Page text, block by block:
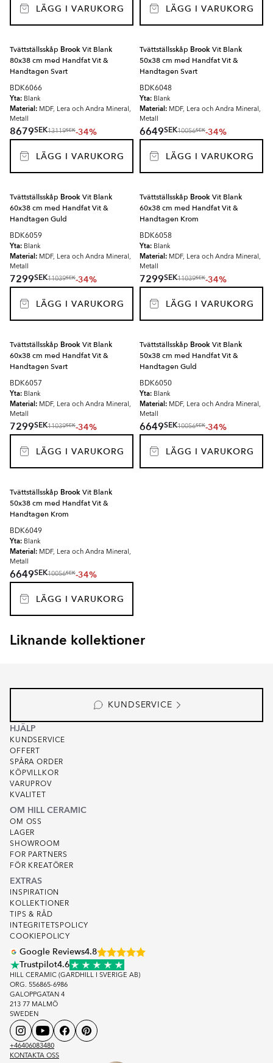
LÄGG I VARUKORG LÄGG I VARUKORG
Tvättställsskåp BrookVit Blank
80x38 cm med Handfat Vit &
Handtagen Svart
BDK6066
Yta: Blank
Material: MDF, Lera och Andra Mineral,
Metall
8679SEK13119SEK-34%
LÄGG I VARUKORG
Tvättställsskåp BrookVit Blank
50x38 cm med Handfat Vit &
Handtagen Svart
BDK6048
Yta: Blank
Material: MDF, Lera och Andra Mineral,
Metall
6649SEK10056SEK-34%
LÄGG I VARUKORG
Tvättställsskåp BrookVit Blank
60x38 cm med Handfat Vit &
Handtagen Guld
BDK6059
Yta: Blank
Material: MDF, Lera och Andra Mineral,
Metall
7299SEK11039SEK-34%
LÄGG I VARUKORG
Tvättställsskåp BrookVit Blank
60x38 cm med Handfat Vit &
Handtagen Krom
BDK6058
Yta: Blank
Material: MDF, Lera och Andra Mineral,
Metall
7299SEK11039SEK-34%
LÄGG I VARUKORG
Tvättställsskåp BrookVit Blank
60x38 cm med Handfat Vit &
Handtagen Svart
BDK6057
Yta: Blank
Material: MDF, Lera och Andra Mineral,
Metall
7299SEK11039SEK-34%
LÄGG I VARUKORG
Tvättställsskåp BrookVit Blank
50x38 cm med Handfat Vit &
Handtagen Guld
BDK6050
Yta: Blank
Material: MDF, Lera och Andra Mineral,
Metall
6649SEK10056SEK-34%
LÄGG I VARUKORG
Tvättställsskåp BrookVit Blank
50x38 cm med Handfat Vit &
Handtagen Krom
BDK6049
Yta: Blank
Material: MDF, Lera och Andra Mineral,
Metall
6649SEK10056SEK-34%
LÄGG I VARUKORG
Liknande kollektioner
EKSKÄR TOPS
KUNDSERVICE
HJÄLP
KUNDSERVICE
OFFERT
SPÅRA ORDER
KÖPVILLKOR
VARUPROV
KVALITET
OM HILL CERAMIC
OM OSS
LAGER
SHOWROOM
FOR PARTNERS
FÖR KREATÖRER
EXTRAS
INSPIRATION
KOLLEKTIONER
TIPS & RÅD
INTEGRITETSPOLICY
COOKIEPOLICY
Google Reviews4.8
Trustpilot4.6
HILL CERAMIC (GARDHILL I SVERIGE AB)
ORG. 556865-6986
GALOPPGATAN 4
213 77 MALMÖ
SWEDEN
+46406083480
KONTAKTA OSS